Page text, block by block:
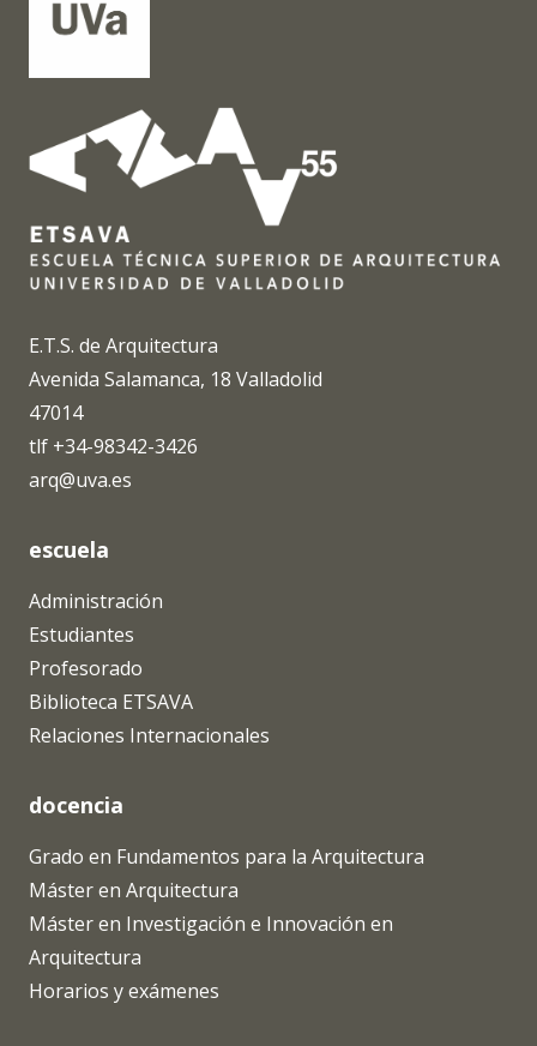
E.T.S. de Arquitectura
Avenida Salamanca, 18 Valladolid
47014
tlf +34-98342-3426
arq@uva.es
escuela
Administración
Estudiantes
Profesorado
Biblioteca ETSAVA
Relaciones Internacionales
docencia
Grado en Fundamentos para la Arquitectura
Máster en Arquitectura
Máster en Investigación e Innovación en
Arquitectura
Horarios y exámenes